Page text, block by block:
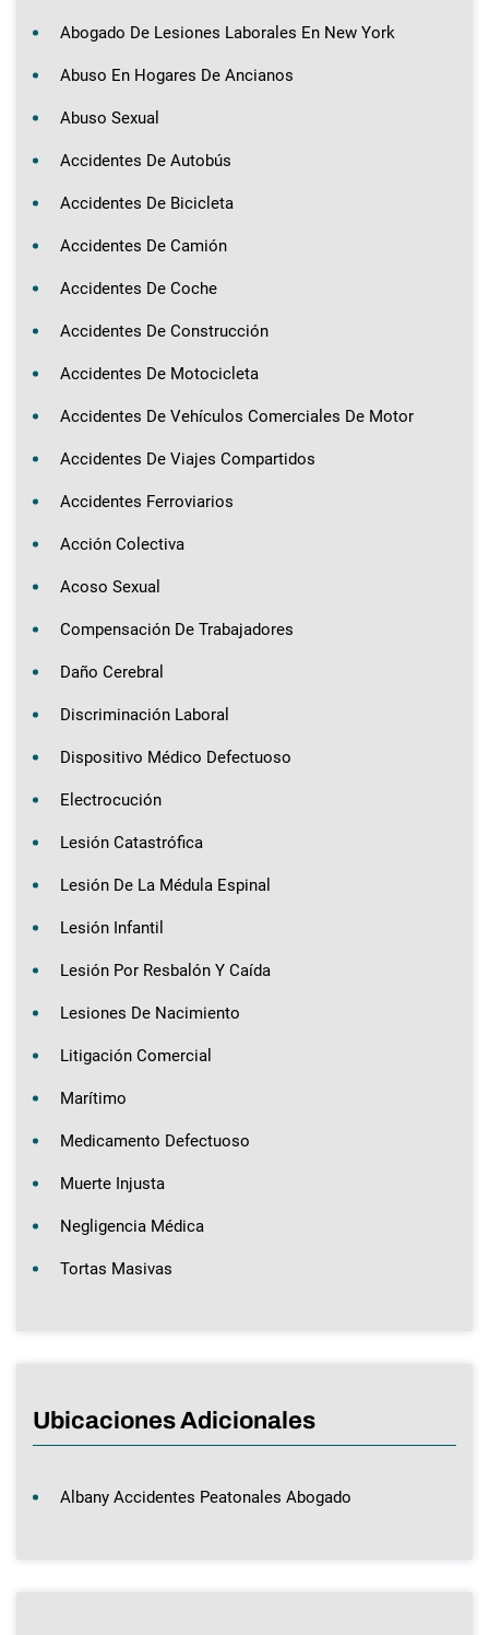
Abogado De Lesiones Laborales En New York
Abuso En Hogares De Ancianos
Abuso Sexual
Accidentes De Autobús
Accidentes De Bicicleta
Accidentes De Camión
Accidentes De Coche
Accidentes De Construcción
Accidentes De Motocicleta
Accidentes De Vehículos Comerciales De Motor
Accidentes De Viajes Compartidos
Accidentes Ferroviarios
Acción Colectiva
Acoso Sexual
Compensación De Trabajadores
Daño Cerebral
Discriminación Laboral
Dispositivo Médico Defectuoso
Electrocución
Lesión Catastrófica
Lesión De La Médula Espinal
Lesión Infantil
Lesión Por Resbalón Y Caída
Lesiones De Nacimiento
Litigación Comercial
Marítimo
Medicamento Defectuoso
Muerte Injusta
Negligencia Médica
Tortas Masivas
Ubicaciones Adicionales
Albany Accidentes Peatonales Abogado